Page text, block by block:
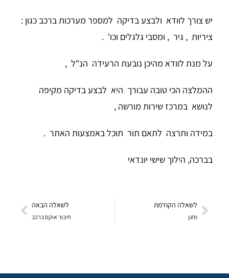
יש צורך לוודא ולבצע בדיקה למספר מערכות ברכב כגון :
ציריות , גיר , ומסבי גלגלים וכו' .
על מנת לוודא מהיכן נובעת הרעידה הנ"ל ,
ההמלצה הכי טובה עבורך היא לבצע בדיקה מקיפה
לנושא במרכז שירות מורשה ,
במידה ותרצה לתאם תור תוכל באמצעות האתר .
בברכה, הילוך שישי יונדאי
לשאלה הקודמת
מזגן
לשאלה הבאה
חיבור אוקס ברכב